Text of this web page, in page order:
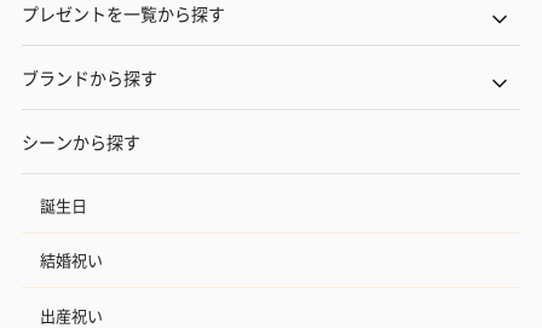
プレゼントを一覧から探す
ブランドから探す
シーンから探す
誕生日
結婚祝い
出産祝い